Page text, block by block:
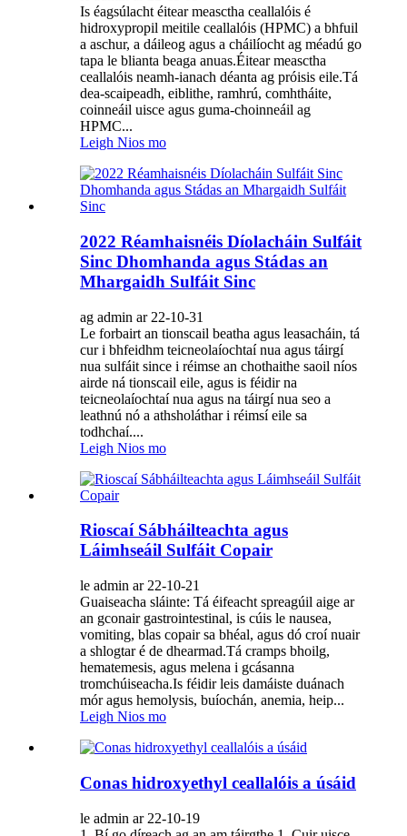
Is éagsúlacht éitear measctha ceallalóis é
hidroxypropil meitile ceallalóis (HPMC) a bhfuil
a aschur, a dáileog agus a cháilíocht ag méadú go
tapa le blianta beaga anuas.Éitear measctha
ceallalóis neamh-ianach déanta ag próisis eile.Tá
dea-scaipeadh, eiblithe, ramhrú, comhtháite,
coinneáil uisce agus guma-choinneáil ag
HPMC...
Leigh Nios mo
2022 Réamhaisnéis Díolacháin Sulfáit
Sinc Dhomhanda agus Stádas an
Mhargaidh Sulfáit Sinc
ag admin ar 22-10-31
Le forbairt an tionscail beatha agus leasacháin, tá
cur i bhfeidhm teicneolaíochtaí nua agus táirgí
nua sulfáit since i réimse an chothaithe saoil níos
airde ná tionscail eile, agus is féidir na
teicneolaíochtaí nua agus na táirgí nua seo a
leathnú nó a athsholáthar i réimsí eile sa
todhchaí....
Leigh Nios mo
Rioscaí Sábháilteachta agus
Láimhseáil Sulfáit Copair
le admin ar 22-10-21
Guaiseacha sláinte: Tá éifeacht spreagúil aige ar
an gconair gastrointestinal, is cúis le nausea,
vomiting, blas copair sa bhéal, agus dó croí nuair
a shlogtar é de dhearmad.Tá cramps bhoilg,
hematemesis, agus melena i gcásanna
tromchúiseacha.Is féidir leis damáiste duánach
mór agus hemolysis, buíochán, anemia, heip...
Leigh Nios mo
Conas hidroxyethyl ceallalóis a úsáid
le admin ar 22-10-19